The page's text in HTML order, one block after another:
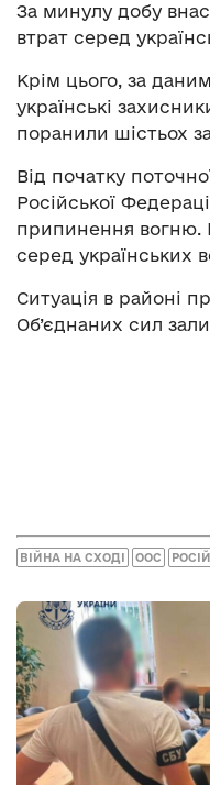
За минулу добу
втрат серед
Крім цього, за
українські
поранили шістьох
Від початку
Російської
припинення вогню.
серед українських
Ситуація в районі
Об’єднаних сил
ВІЙНА НА СХОДІ ООС